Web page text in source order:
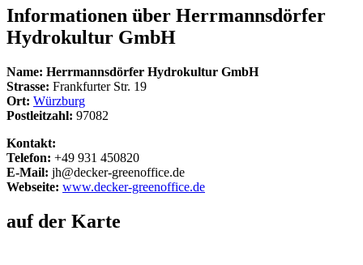
Informationen über Herrmannsdörfer
Hydrokultur GmbH
Name: Herrmannsdörfer Hydrokultur GmbH
Strasse: Frankfurter Str. 19
Ort: Würzburg
Postleitzahl: 97082
Kontakt:
Telefon: +49 931 450820
E-Mail: jh@decker-greenoffice.de
Webseite: www.decker-greenoffice.de
auf der Karte